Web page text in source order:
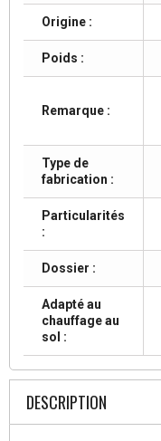
Origine :
Poids :
Remarque :
Type de
fabrication :
Particularités
:
Dossier :
Adapté au
chauffage au
sol :
DESCRIPTION